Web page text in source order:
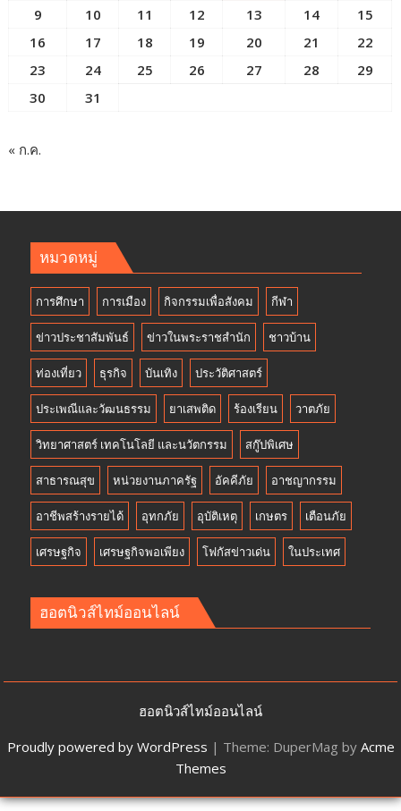
9
10 11 12 13 14
15
16
17 18 19 20 21
22
23
24 25 26 27 28
29
30
31
« ก.ค.
หมวดหมู่
การศึกษา การเมือง กิจกรรมเพื่อสังคม กีฬา
ข่าวประชาสัมพันธ์ ข่าวในพระราชสำนัก ชาวบ้าน
ท่องเที่ยว ธุรกิจ บันเทิง ประวัติศาสตร์
ประเพณีและวัฒนธรรม ยาเสพติด ร้องเรียน วาตภัย
วิทยาศาสตร์ เทคโนโลยี และนวัตกรรม สกู๊ปพิเศษ
สาธารณสุข หน่วยงานภาครัฐ อัคคีภัย อาชญากรรม
อาชีพสร้างรายได้ อุทกภัย อุบัติเหตุ เกษตร เตือนภัย
เศรษฐกิจ เศรษฐกิจพอเพียง โฟกัสข่าวเด่น ในประเทศ
ฮอตนิวส์ไทม์ออนไลน์
ฮอตนิวส์ไทม์ออนไลน์
Proudly powered by WordPress | Theme: DuperMag by Acme
Themes